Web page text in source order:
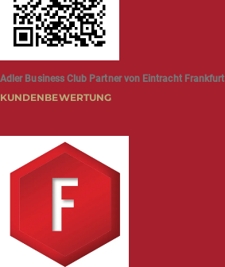
Adler Business Club Partner von Eintracht Frankfurt
KUNDENBEWERTUNG